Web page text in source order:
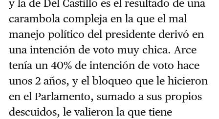
y la de Del Castillo es el resultado de una
carambola compleja en la que el mal
manejo político del presidente derivó en
una intención de voto muy chica. Arce
tenía un 40% de intención de voto hace
unos 2 años, y el bloqueo que le hicieron
en el Parlamento, sumado a sus propios
descuidos, le valieron la que tiene